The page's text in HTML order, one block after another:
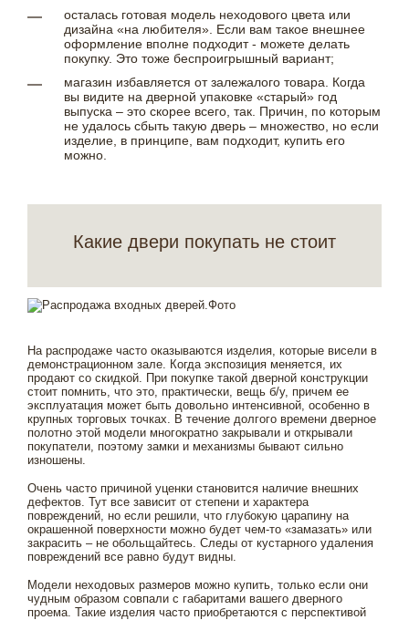
осталась готовая модель неходового цвета или
дизайна «на любителя». Если вам такое внешнее
оформление вполне подходит - можете делать
покупку. Это тоже беспроигрышный вариант;
магазин избавляется от залежалого товара. Когда
вы видите на дверной упаковке «старый» год
выпуска – это скорее всего, так. Причин, по которым
не удалось сбыть такую дверь – множество, но если
изделие, в принципе, вам подходит, купить его
можно.
Какие двери покупать не стоит
На распродаже часто оказываются изделия, которые висели в
демонстрационном зале. Когда экспозиция меняется, их
продают со скидкой. При покупке такой дверной конструкции
стоит помнить, что это, практически, вещь б/у, причем ее
эксплуатация может быть довольно интенсивной, особенно в
крупных торговых точках. В течение долгого времени дверное
полотно этой модели многократно закрывали и открывали
покупатели, поэтому замки и механизмы бывают сильно
изношены.
Очень часто причиной уценки становится наличие внешних
дефектов. Тут все зависит от степени и характера
повреждений, но если решили, что глубокую царапину на
окрашенной поверхности можно будет чем-то «замазать» или
закрасить – не обольщайтесь. Следы от кустарного удаления
повреждений все равно будут видны.
Модели неходовых размеров можно купить, только если они
чудным образом совпали с габаритами вашего дверного
проема. Такие изделия часто приобретаются с перспективой